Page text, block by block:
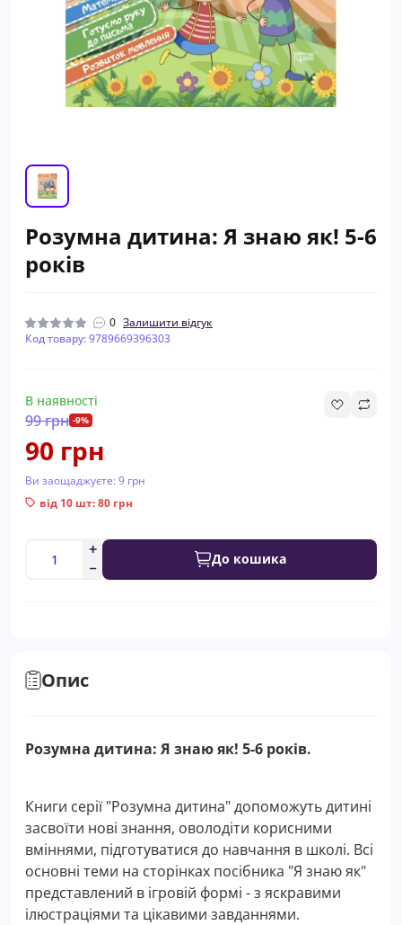
Розумна дитина: Я знаю як! 5-6
років
0 Залишити відгук
Код товару: 9789669396303
В наявності
99 грн -9%
90 грн
Ви заощаджуєте:9 грн
від 10 шт: 80 грн
До кошика
Опис
Розумна дитина: Я знаю як! 5-6 років.
Книги серії "Розумна дитина" допоможуть дитині
засвоїти нові знання, оволодіти корисними
вміннями, підготуватися до навчання в школі. Всі
основні теми на сторінках посібника "Я знаю як"
представлений в ігровій формі - з яскравими
ілюстраціями та цікавими завданнями.